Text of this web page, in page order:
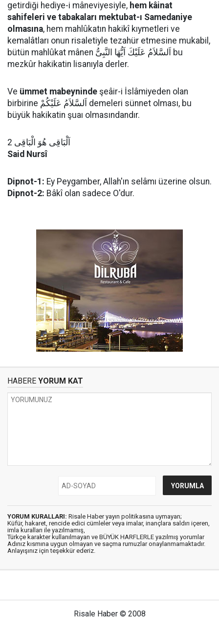
getirdiği hediye-i mâneviyesiyle, hem kâinat
sahifeleri ve tabakaları mektubat-ı Samedaniye
olmasına, hem mahlûkatın hakikî kıymetleri ve
kemalâtları onun risaletiyle tezahür etmesine mukabil,
bütün mahlûkat mânen اَلسَّلاَمُ عَلَيْكَ اَيُّهَا النَّبِىُّ bu
mezkûr hakikatin lisanıyla derler.
Ve ümmet mabeyninde şeâir-i İslâmiyeden olan
birbirine اَلسَّلاَمُ عَلَيْكُمْ demeleri sünnet olması, bu
büyük hakikatin şuaı olmasındandır.
اَلْبَاقِى هُوَ الْبَاقِى 2
Said Nursî
Dipnot-1: Ey Peygamber, Allah'ın selâmı üzerine olsun.
Dipnot-2: Bâkî olan sadece O'dur.
HABERE YORUM KAT
YORUM KURALLARI: Risale Haber yayın politikasına uymayan;
Küfür, hakaret, rencide edici cümleler veya imalar, inançlara saldırı içeren,
imla kuralları ile yazılmamış,
Türkçe karakter kullanılmayan ve BÜYÜK HARFLERLE yazılmış yorumlar
Adınız kısmına uygun olmayan ve saçma rumuzlar onaylanmamaktadır.
Anlayışınız için teşekkür ederiz.
Risale Haber © 2008